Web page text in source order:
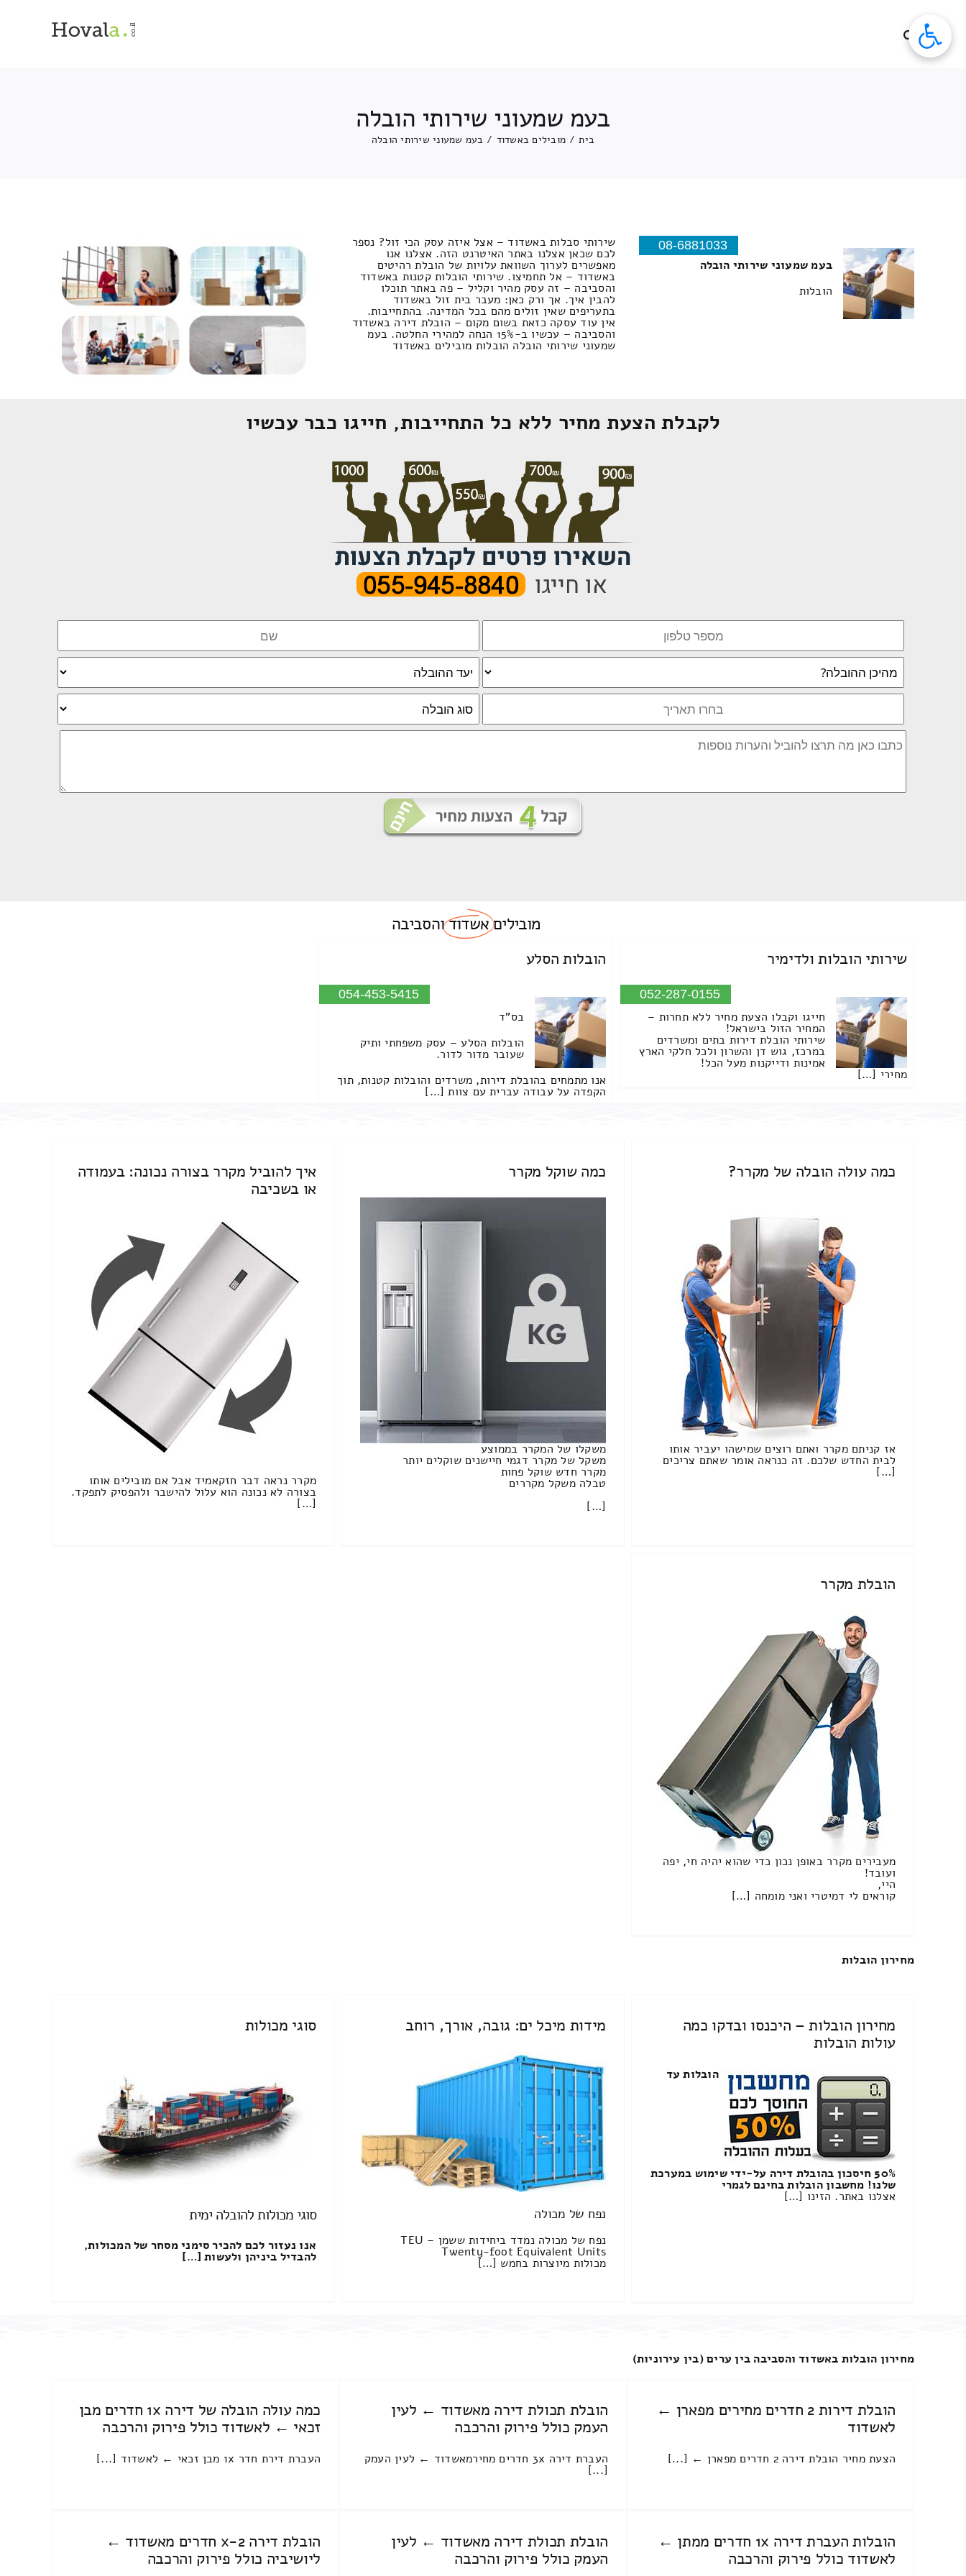
בעמ שמעוני שירותי הובלה
בית / מובילים באשדוד / בעמ שמעוני שירותי הובלה
08-6881033
בעמ שמעוני שירותי הובלה
הובלות
שירותי סבלות באשדוד – אצל איזה עסק הכי זול? נספר
לכם שכאן אצלנו באתר האיטרנט הזה. אצלנו אנו
מאפשרים לערוך השוואת עלויות של הובלת רהיטים
באשדוד – אל תחמיצו. שירותי הובלות קטנות באשדוד
והסביבה – זה עסק מהיר וקליל – פה באתר תוכלו
להבין איך. אך ורק כאן: מעבר בית זול באשדוד
בתעריפים שאין זולים מהם בכל המדינה. בהתחייבות.
אין עוד עסקה כזאת בשום מקום – הובלת דירה באשדוד
והסביבה – עכשיו ב-15% הנחה למהירי החלטה. בעמ
שמעוני שירותי הובלה הובלות מובילים באשדוד
לקבלת הצעת מחיר ללא כל התחייבות, חייגו כבר עכשיו
מוביליםאשדודוהסביבה
שירותי הובלות ולדימיר
052-287-0155
חייגו וקבלו הצעת מחיר ללא תחרות –
המחיר הזול בישראל!
שירותי הובלת דירות בתים ומשרדים
במרכז, גוש דן והשרון ולכל חלקי הארץ
אמינות ודייקנות מעל הכל!
מחירי […]
הובלות הסלע
054-453-5415
בס"ד
הובלות הסלע – עסק משפחתי ותיק
שעובר מדור לדור.
אנו מתמחים בהובלת דירות, משרדים והובלות קטנות, תוך
הקפדה על עבודה עברית עם צוות […]
כמה עולה הובלה של מקרר?
אז קניתם מקרר ואתם רוצים שמישהו יעביר אותו
לבית החדש שלכם. זה כנראה אומר שאתם צריכים
[…]
כמה שוקל מקרר
משקלו של המקרר בממוצע
משקל של מקרר דגמי חיישנים שוקלים יותר
מקרר חדש שוקל פחות
טבלה משקל מקררים
[…]
איך להוביל מקרר בצורה נכונה: בעמודה
או בשכיבה
מקרר נראה דבר חזקאמיד אבל אם מובילים אותו
בצורה לא נכונה הוא עלול להישבר ולהפסיק לתפקד.
[…]
הובלת מקרר
מעבירים מקרר באופן נכון כדי שהוא יהיה חי, יפה
ועובד!
היי,
קוראים לי דמיטרי ואני מומחה […]
מחירון הובלות
מחירון הובלות – היכנסו ובדקו כמה
עולות הובלות
הובלות עד
50% חיסכון בהובלת דירה על-ידי שימוש במערכת
שלנו! מחשבון הובלות בחינם לגמרי
אצלנו באתר. הזינו […]
מידות מיכל ים: גובה, אורך, רוחב
נפח של מכולה
נפח של מכולה נמדד ביחידות ששמן TEU –
Twenty-foot Equivalent Units
מכולות מיוצרות בחמש […]
סוגי מכולות
סוגי מכולות להובלה ימית
אנו נעזור לכם להכיר סימני מסחר של המכולות,
להבדיל ביניהן ולעשות […]
מחירון הובלות באשדוד והסביבה בין ערים (בין עירוניות)
הובלת דירות 2 חדרים מחירים מפארן ←
לאשדוד
הצעת מחיר הובלת דירה 2 חדרים מפארן ← [...]
הובלת תכולת דירה מאשדוד ← לעין
העמק כולל פירוק והרכבה
העברת דירה 3x חדרים מחירמאשדוד ← לעין העמק
[...]
כמה עולה הובלה של דירה 1x חדרים מבן
זכאי ← לאשדוד כולל פירוק והרכבה
העברת דירת חדר 1x מבן זכאי ← לאשדוד [...]
הובלות העברת דירה 1x חדרים ממתן ←
לאשדוד כולל פירוק והרכבה
הובלת תכולת דירה מאשדוד ← לעין
העמק כולל פירוק והרכבה
הובלת דירה 2-x חדרים מאשדוד ←
ליושיביה כולל פירוק והרכבה